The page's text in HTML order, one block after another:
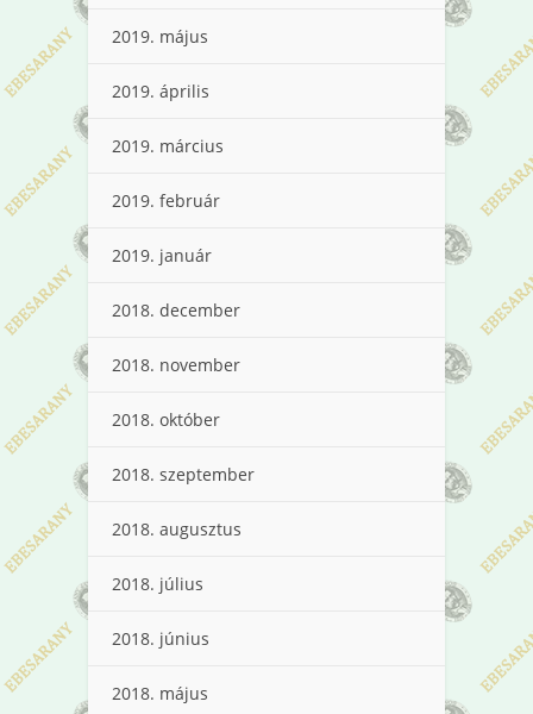
2019. május
2019. április
2019. március
2019. február
2019. január
2018. december
2018. november
2018. október
2018. szeptember
2018. augusztus
2018. július
2018. június
2018. május